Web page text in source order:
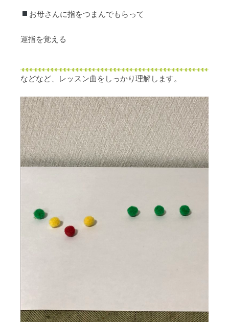
お母さんに指をつまんでもらって
運指を覚える
などなど、レッスン曲をしっかり理解します。